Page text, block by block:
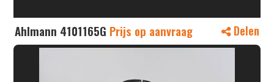
Ahlmann 4101165G Prijs op aanvraag Delen